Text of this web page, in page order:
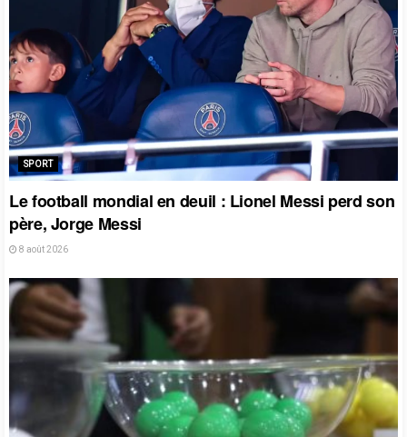
SPORT
Le football mondial en deuil : Lionel Messi perd son
père, Jorge Messi
8 août 2026